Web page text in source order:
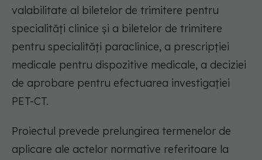
valabilitate al biletelor de trimitere pentru
specialități clinice și a biletelor de trimitere
pentru specialități paraclinice, a prescripției
medicale pentru dispozitive medicale, a deciziei
de aprobare pentru efectuarea investigației
PET-CT.
Proiectul prevede prelungirea termenelor de
aplicare ale actelor normative referitoare la